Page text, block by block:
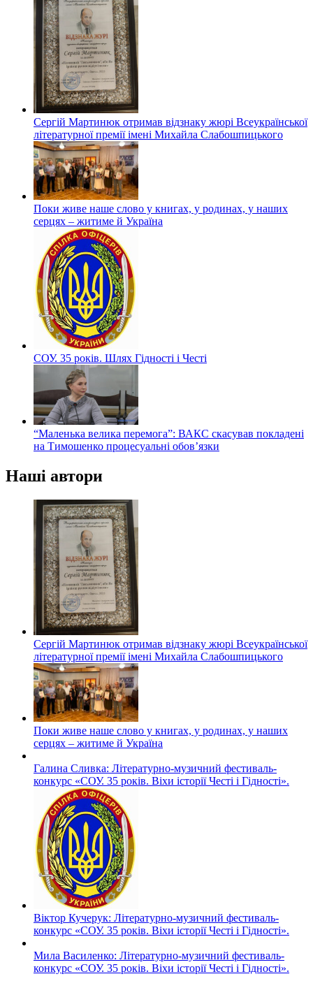
Сергій Мартинюк отримав відзнаку жюрі Всеукраїнської
літературної премії імені Михайла Слабошпицького
Поки живе наше слово у книгах, у родинах, у наших
серцях – житиме й Україна
СОУ. 35 років. Шлях Гідності і Честі
“Маленька велика перемога”: ВАКС скасував покладені
на Тимошенко процесуальні обов’язки
Наші автори
Сергій Мартинюк отримав відзнаку жюрі Всеукраїнської
літературної премії імені Михайла Слабошпицького
Поки живе наше слово у книгах, у родинах, у наших
серцях – житиме й Україна
Галина Сливка: Літературно-музичний фестиваль-
конкурс «СОУ. 35 років. Віхи історії Честі і Гідності».
Віктор Кучерук: Літературно-музичний фестиваль-
конкурс «СОУ. 35 років. Віхи історії Честі і Гідності».
Мила Василенко: Літературно-музичний фестиваль-
конкурс «СОУ. 35 років. Віхи історії Честі і Гідності».